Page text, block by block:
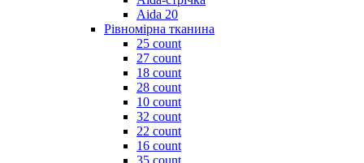
Aida 20
Рівномірна тканина
25 count
27 count
18 count
28 count
10 count
32 count
22 count
16 count
35 count